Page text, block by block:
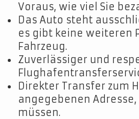
Voraus, wie viel Sie
Das Auto steht
es gibt keine weiteren
Fahrzeug.
Zuverlässiger und
Direkter Transfer zum
angegebenen
müssen.